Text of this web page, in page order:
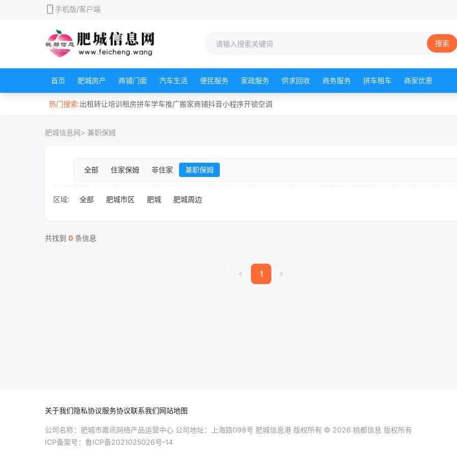
mobile手机版/客户端
搜索
首页 肥城房产 商铺门面 汽车生活 便民服务 家政服务 供求回收 商务服务 拼车租车 商家优恵
热门搜索:出租转让培训租房拼车学车推广搬家商铺抖音小程序开锁空调
肥城信息网> 兼职保姆
全部 住家保姆 非住家 兼职保姆
区域: 全部 肥城市区 肥城 肥城周边
共找到 0 条信息
chevron_left 1 chevron_right
关于我们隐私协议服务协议联系我们网站地图
公司名称：肥城市嘉讯网络产品运营中心 公司地址：上海路098号 肥城信息港 版权所有 © 2026 桃都信息 版权所有
ICP备案号： 鲁ICP备2021025026号-14